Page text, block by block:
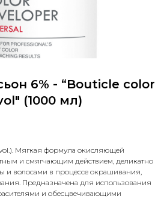
6% - “Bouticle color
(1000 мл)
Мягкая формула окисляющей
и смягчающим действием, деликатно
и волосами в процессе окрашивания,
Предназначена для использования
и обесцвечивающими